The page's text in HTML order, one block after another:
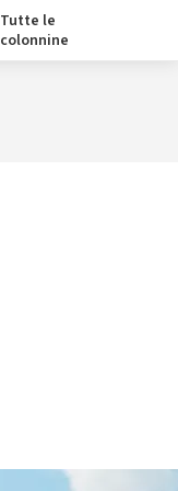
Tutte le
colonnine